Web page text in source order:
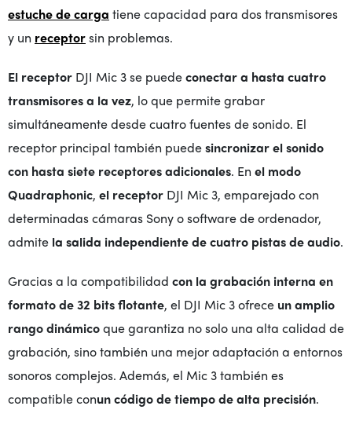
estuche de carga tiene capacidad para dos transmisores
y un receptorsin problemas.
El receptor DJI Mic 3 se puedeconectar a hasta cuatro
transmisores a la vez, lo que permite grabar
simultáneamente desde cuatro fuentes de sonido. El
receptor principal también puedesincronizar el sonido
con hasta siete receptores adicionales. En el modo
Quadraphonic, el receptor DJI Mic 3, emparejado con
determinadas cámaras Sony o software de ordenador,
admite la salida independiente de cuatro pistas de audio.
Gracias a la compatibilidad con la grabación interna en
formato de 32 bits flotante, el DJI Mic 3 ofrece un amplio
rango dinámicoque garantiza no solo una alta calidad de
grabación, sino también una mejor adaptación a entornos
sonoros complejos. Además, el Mic 3 también es
compatible conun código de tiempo de alta precisión.